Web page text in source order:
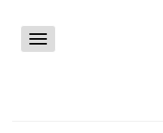
Toggle